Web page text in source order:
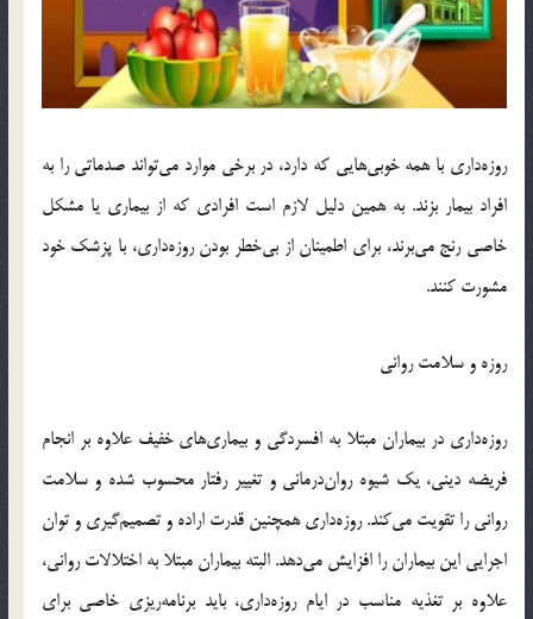
روزه‌داری با همه خوبی‌هایی که دارد، در برخی موارد می‌تواند صدماتی را به
افراد بیمار بزند. به همین دلیل لازم است افرادی که از بیماری یا مشکل
خاصی رنج می‌برند، برای اطمینان از بی‌خطر بودن روزه‌داری، با پزشک خود
مشورت کنند.
روزه و سلامت روانی
روزه‌داری در بیماران مبتلا به افسردگی و بیماری‌های خفیف علاوه بر انجام
فریضه دینی، یک شیوه روان‌درمانی و تغییر رفتار محسوب شده و سلامت
روانی را تقویت می‌کند. روزه‌داری همچنین قدرت اراده و تصمیم‌گیری و توان
اجرایی این بیماران را افزایش می‌دهد. البته بیماران مبتلا به اختلالات روانی،
علاوه بر تغذیه مناسب در ایام روزه‌داری، باید برنامه‌ریزی خاصی برای